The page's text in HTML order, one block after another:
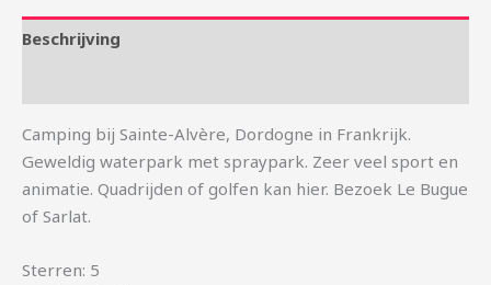
Beschrijving
Camping bij Sainte-Alvère, Dordogne in Frankrijk.
Geweldig waterpark met spraypark. Zeer veel sport en
animatie. Quadrijden of golfen kan hier. Bezoek Le Bugue
of Sarlat.
Sterren: 5